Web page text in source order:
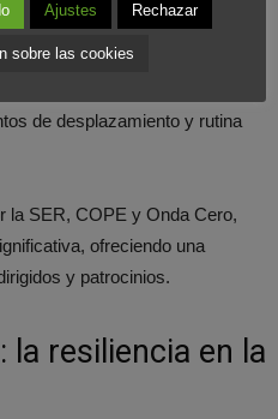
una penetración del 54,5%
Esteincremento en oyentes y
de desplazamiento y rutina
la SER, COPE y Onda Cero,
ofreciendo una
y patrocinios.
la resiliencia en la
Ajustes Rechazar
sobre las cookies